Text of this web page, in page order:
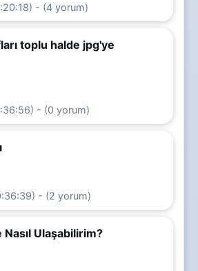
- (4 yorum)
toplu halde jpg'ye
- (0 yorum)
- (2 yorum)
Ulaşabilirim?